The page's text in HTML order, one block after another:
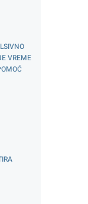
VREME